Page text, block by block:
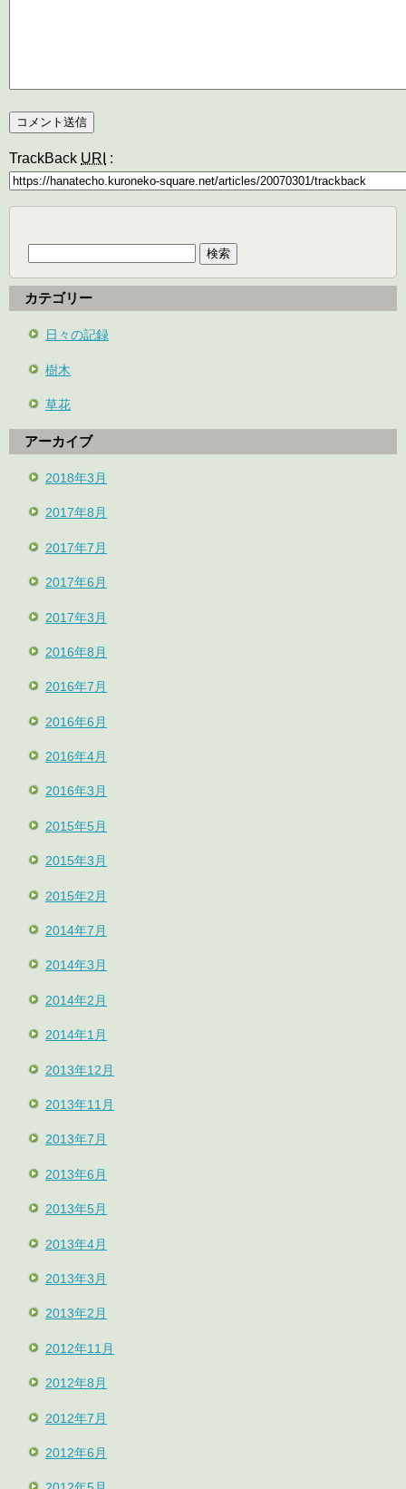
TrackBack URI :
カテゴリー
日々の記録
樹木
草花
アーカイブ
2018年3月
2017年8月
2017年7月
2017年6月
2017年3月
2016年8月
2016年7月
2016年6月
2016年4月
2016年3月
2015年5月
2015年3月
2015年2月
2014年7月
2014年3月
2014年2月
2014年1月
2013年12月
2013年11月
2013年7月
2013年6月
2013年5月
2013年4月
2013年3月
2013年2月
2012年11月
2012年8月
2012年7月
2012年6月